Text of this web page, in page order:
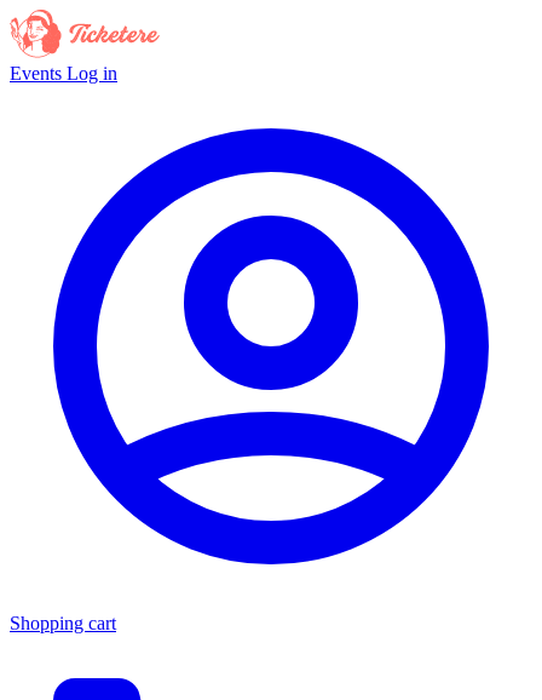
Events Log in
Shopping cart